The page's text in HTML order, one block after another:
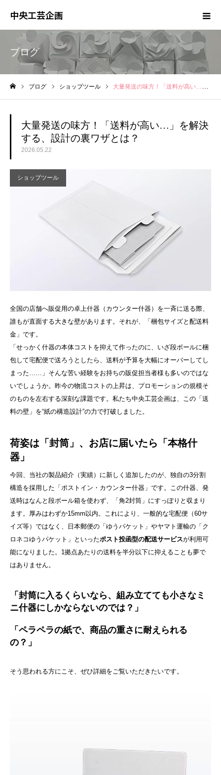
中央工芸企画
ブログ
ブログ ショップツール 大量発送の味方！「送料が高い…」を解決する、設計の裏ワザとは？
大量発送の味方！「送料が高い…」を解決
する、設計の裏ワザとは？
2026.05.22
ショップツール
全国の店舗へ販促用の卓上什器（カウンター什器）を一斉に送る際、
誰もが直面する大きな壁があります。それが、「梱包サイズと配送料
金」です。
「せっかく什器の本体コストを抑えて作ったのに、いざ段ボールに梱
包して宅配便で送ろうとしたら、送料が予算を大幅にオーバーしてし
まった……」そんな苦い経験をお持ちの販促担当者様も多いのではな
いでしょうか。昨今の物流コストの上昇は、プロモーションの規模そ
のものを左右する深刻な課題です。私たち中央工芸企画は、この「送
料の壁」を“紙の構造設計”の力で打破しました。
荷姿は「封筒」、お店に届いたら「本格什
器」
今回、当社の製品紹介（実績）に新しく追加したのが、独自の3分割
構造を採用した「ポストイン・カウンター什器」です。この什器、発
送時はなんと段ボール箱を使わず、「角2封筒」にすっぽりと収まり
ます。厚みはわずか15mm以内。これにより、一般的な宅配便（60サ
イズ等）ではなく、日本郵便の「ゆうパケット」やヤマト運輸の「ク
ロネコゆうパケット」といったポスト投函型の配送サービスが利用可
能になりました。1拠点あたりの送料を半分以下に抑えることも夢で
はありません。
「封筒に入るくらいなら、組み立てても小さなミ
ニ什器にしかならないのでは？」
「ペラペラの紙で、商品の重さに耐えられる
の？」
そう思われる方にこそ、ぜひ詳細をご覧いただきたいです。